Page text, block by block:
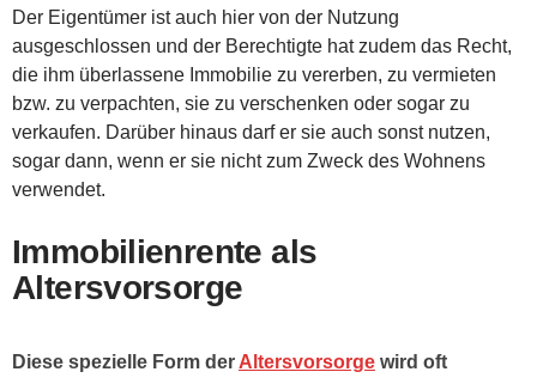
Der Eigentümer ist auch hier von der Nutzung
ausgeschlossen und der Berechtigte hat zudem das Recht,
die ihm überlassene Immobilie zu vererben, zu vermieten
bzw. zu verpachten, sie zu verschenken oder sogar zu
verkaufen. Darüber hinaus darf er sie auch sonst nutzen,
sogar dann, wenn er sie nicht zum Zweck des Wohnens
verwendet.
Immobilienrente als
Altersvorsorge
Diese spezielle Form der Altersvorsorge wird oft